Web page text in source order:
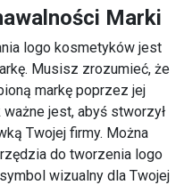
Marki
logo kosmetyków jest
Musisz zrozumieć, że
markę poprzez jej
jest, abyś stworzył
Twojej firmy. Można
do tworzenia logo
wizualny dla Twojej